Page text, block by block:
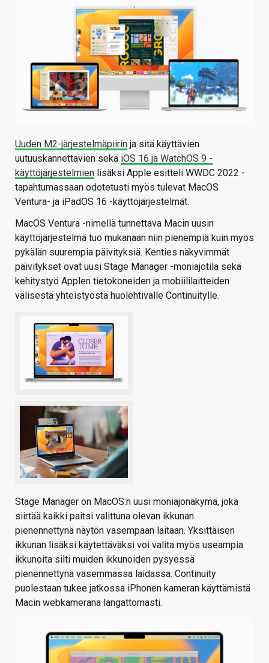
HAKU
Uuden M2-järjestelmäpiirin ja sitä käyttävien
uutuuskannettavien sekä iOS 16 ja WatchOS 9 -
käyttöjärjestelmien lisäksi Apple esitteli WWDC 2022 -
tapahtumassaan odotetusti myös tulevat MacOS
Ventura- ja iPadOS 16 -käyttöjärjestelmät.
MacOS Ventura -nimellä tunnettava Macin uusin
käyttöjärjestelmä tuo mukanaan niin pienempiä kuin myös
pykälän suurempia päivityksiä. Kenties näkyvimmät
päivitykset ovat uusi Stage Manager -moniajotila sekä
kehitystyö Applen tietokoneiden ja mobiililaitteiden
välisestä yhteistyöstä huolehtivalle Continuitylle.
Stage Manager on MacOS:n uusi moniajonäkymä, joka
siirtää kaikki paitsi valittuna olevan ikkunan
pienennettynä näytön vasempaan laitaan. Yksittäisen
ikkunan lisäksi käytettäväksi voi valita myös useampia
ikkunoita silti muiden ikkunoiden pysyessä
pienennettynä vasemmassa laidassa. Continuity
puolestaan tukee jatkossa iPhonen kameran käyttämistä
Macin webkamerana langattomasti.